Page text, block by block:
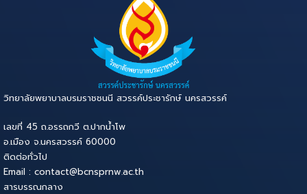
วิทยาลัยพยาบาลบรมราชชนนี สวรรค์ประชารักษ์ นครสวรรค์
เลขที่ 45 ถ.อรรถกวี ต.ปากน้ำโพ
อ.เมือง จ.นครสวรรค์ 60000
ติดต่อทั่วไป
Email : contact@bcnsprnw.ac.th
สารบรรณกลาง